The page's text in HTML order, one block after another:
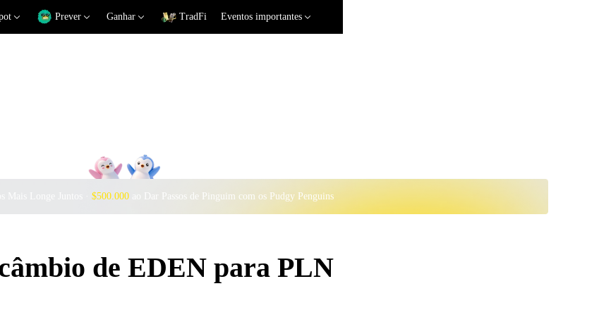
Prever Ganhar TradFi Eventos importantes
$500.000ao Dar Passos de Pinguim com os Pudgy Penguins
de EDEN para PLN